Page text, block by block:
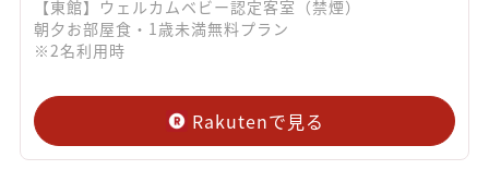
【東館】ウェルカムベビー認定客室（禁煙）
朝夕お部屋食・1歳未満無料プラン
※2名利用時
Rakutenで見る